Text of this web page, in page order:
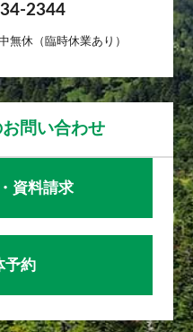
2344
無休（臨時休業あり）
問い合わせ
資料請求
予約